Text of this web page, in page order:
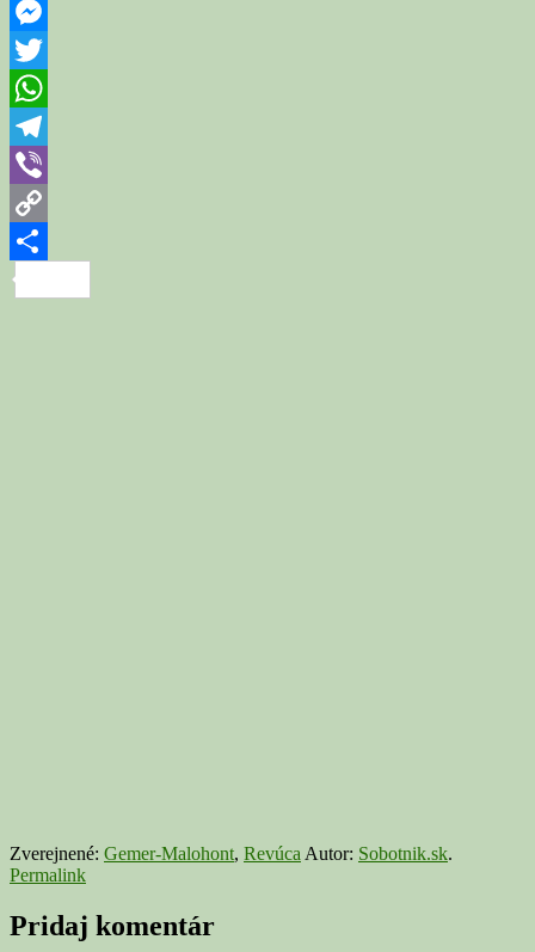
Facebook
Messenger
Twitter
WhatsApp
Telegram
Viber
Copy
Link
Zverejnené: Gemer-Malohont, Revúca Autor: Sobotnik.sk.
Permalink
Pridaj komentár